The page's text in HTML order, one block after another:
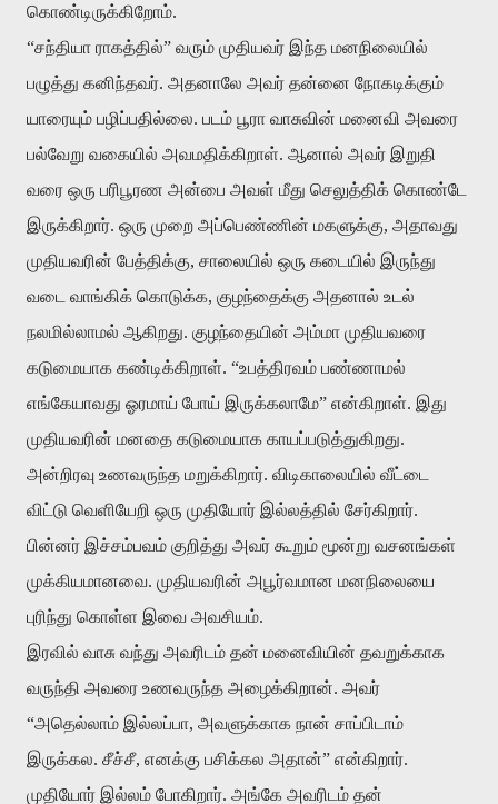
கொண்டிருக்கிறோம்.
“சந்தியா ராகத்தில்” வரும் முதியவர் இந்த மனநிலையில்
பழுத்து கனிந்தவர். அதனாலே அவர் தன்னை நோகடிக்கும்
யாரையும் பழிப்பதில்லை. படம் பூரா வாசுவின் மனைவி அவரை
பல்வேறு வகையில் அவமதிக்கிறாள். ஆனால் அவர் இறுதி
வரை ஒரு பரிபூரண அன்பை அவள் மீது செலுத்திக் கொண்டே
இருக்கிறார். ஒரு முறை அப்பெண்ணின் மகளுக்கு, அதாவது
முதியவரின் பேத்திக்கு, சாலையில் ஒரு கடையில் இருந்து
வடை
வாங்கிக் கொடுக்க, குழந்தைக்கு அதனால் உடல்
நலமில்லாமல் ஆகிறது. குழந்தையின் அம்மா முதியவரை
கடுமையாக கண்டிக்கிறாள். “உபத்திரவம் பண்ணாமல்
எங்கேயாவது ஓரமாய் போய் இருக்கலாமே” என்கிறாள். இது
முதியவரின் மனதை கடுமையாக காயப்படுத்துகிறது.
அன்றிரவு உணவருந்த மறுக்கிறார். விடிகாலையில் வீட்டை
விட்டு வெளியேறி ஒரு முதியோர் இல்லத்தில் சேர்கிறார்.
பின்னர் இச்சம்பவம் குறித்து அவர் கூறும் மூன்று வசனங்கள்
முக்கியமானவை. முதியவரின் அபூர்வமான மனநிலையை
புரிந்து கொள்ள இவை அவசியம்.
இரவில் வாசு வந்து அவரிடம் தன் மனைவியின் தவறுக்காக
வருந்தி அவரை உணவருந்த அழைக்கிறான். அவர்
“அதெல்லாம் இல்லப்பா, அவளுக்காக நான் சாப்பிடாம்
இருக்கல. சீச்சீ, எனக்கு பசிக்கல அதான்” என்கிறார்.
முதியோர் இல்லம் போகிறார். அங்கே அவரிடம் தன்